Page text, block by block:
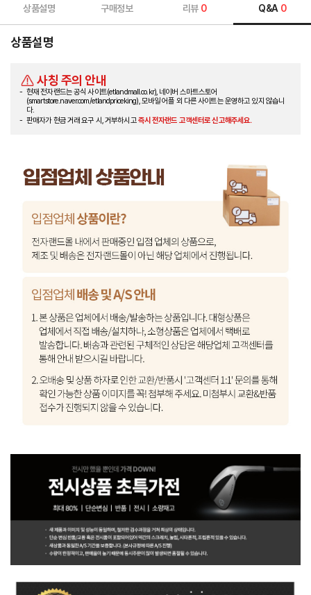
상품설명 구매정보 리뷰 0 Q&A 0
상품설명
사칭 주의 안내
현재 전자랜드는 공식 사이트(etlandmall.co.kr), 네이버 스마트스토어
(smartstore.naver.com/etlandpriceking), 모바일 어플 외 다른 사이트는 운영하고 있지 않습니
다.
판매자가 현금 거래 요구 시, 거부하시고즉시 전자랜드 고객센터로 신고해주세요.